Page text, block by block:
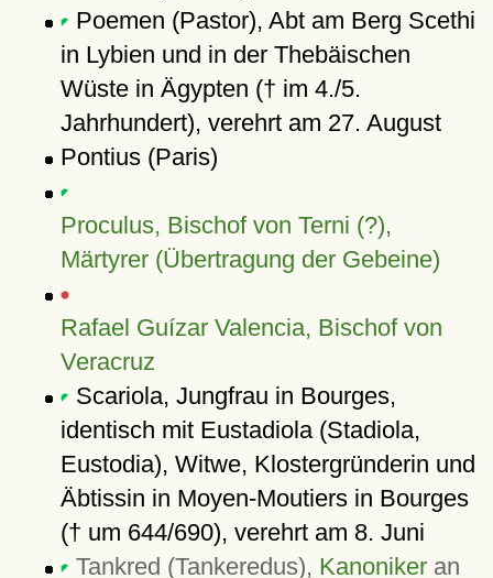
Poemen (Pastor), Abt am Berg Scethi
in Lybien und in der Thebäischen
Wüste in Ägypten († im 4./5.
Jahrhundert), verehrt am 27. August
Pontius (Paris)
Proculus, Bischof von Terni (?),
Märtyrer (Übertragung der Gebeine)
Rafael Guízar Valencia, Bischof von
Veracruz
Scariola, Jungfrau in Bourges,
identisch mit Eustadiola (Stadiola,
Eustodia), Witwe, Klostergründerin und
Äbtissin in Moyen-Moutiers in Bourges
(† um 644/690), verehrt am 8. Juni
Tankred (Tankeredus), Kanonikeran